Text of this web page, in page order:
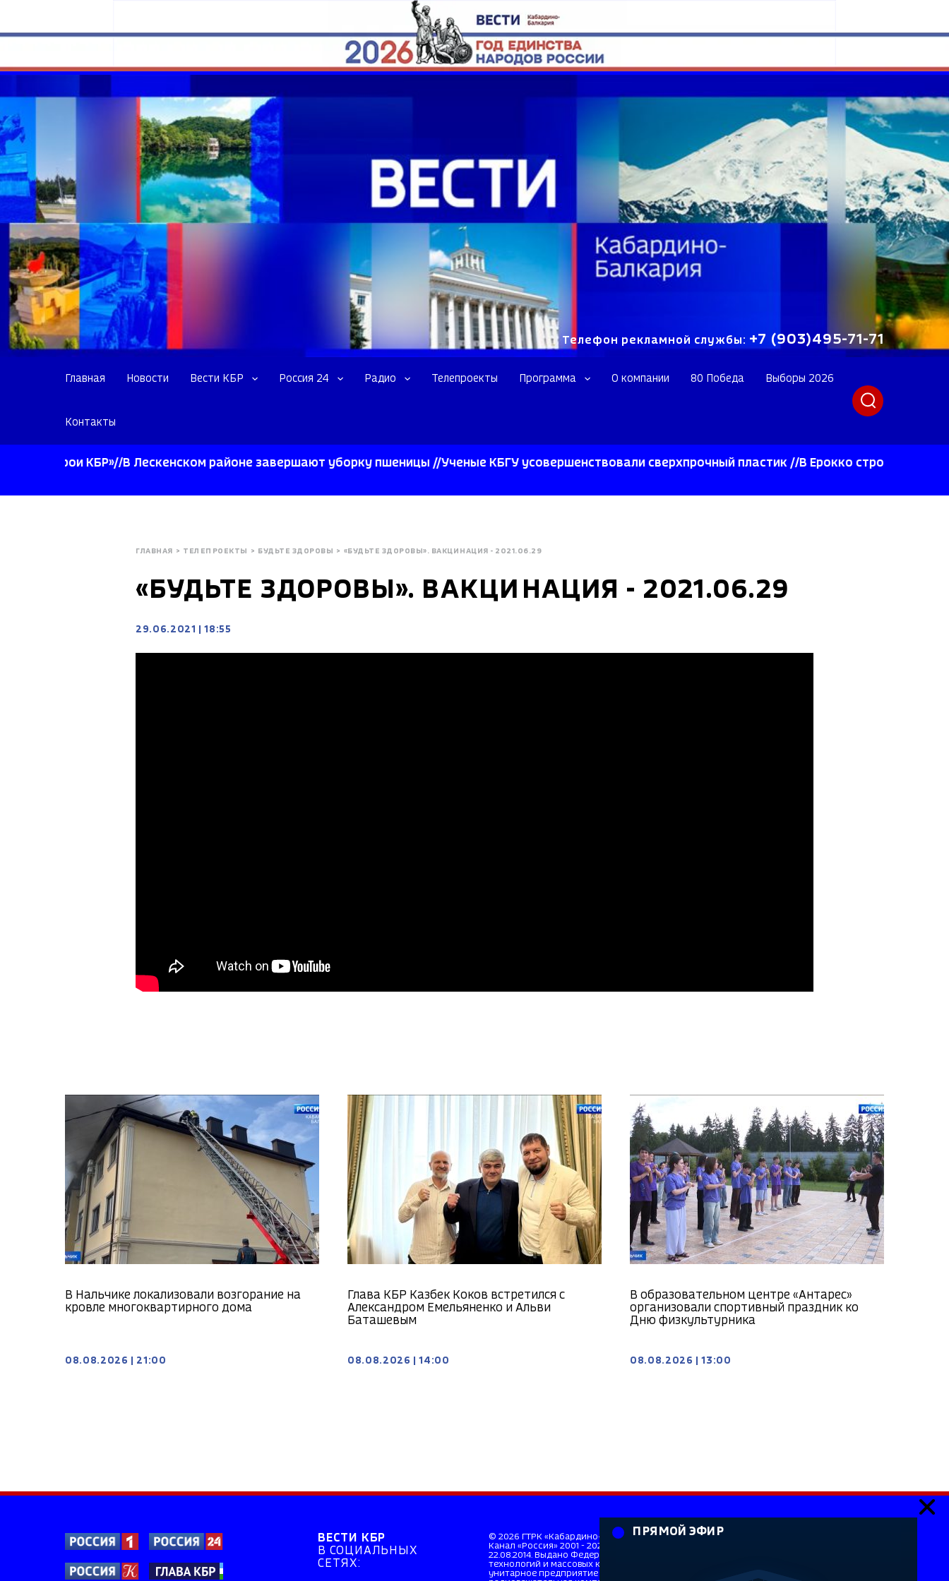
Телефон рекламной службы: +7 (903)495-71-71
Главная Новости Вести КБР Россия 24 Радио Телепроекты Программа О компании 80 Победа Выборы 2026
Контакты
КБР»//В Лескенском районе завершают уборку пшеницы //Ученые КБГУ усовершенствовали сверхпрочный пластик //В Ерокко строят
ГЛАВНАЯ > ТЕЛЕПРОЕКТЫ > БУДЬТЕ ЗДОРОВЫ > «БУДЬТЕ ЗДОРОВЫ». ВАКЦИНАЦИЯ - 2021.06.29
«БУДЬТЕ ЗДОРОВЫ». ВАКЦИНАЦИЯ - 2021.06.29
29.06.2021 18:55
В Нальчике локализовали возгорание на
кровле многоквартирного дома
08.08.2026 21:00
Глава КБР Казбек Коков встретился с
Александром Емельяненко и Альви
Баташевым
08.08.2026 14:00
В образовательном центре «Антарес»
организовали спортивный праздник ко
Дню физкультурника
08.08.2026 13:00
ВЕСТИ КБР
В СОЦИАЛЬНЫХ
СЕТЯХ:
© 2026 ГТРК «Кабардино-Балкария». Сетевое издание «Государственный Интернет-
Канал «Россия» 2001 - 2026. Свидетельство о регистрации СМИ Эл № ФС 77-59166 от
22.08.2014. Выдано Федеральной службой по надзору в сфере связи, информационных
технологий и массовых коммуникаций. Учредитель: Федеральное государственное
унитарное предприятие «Всероссийская государственная телевизионная и
ПРЯМОЙ ЭФИР